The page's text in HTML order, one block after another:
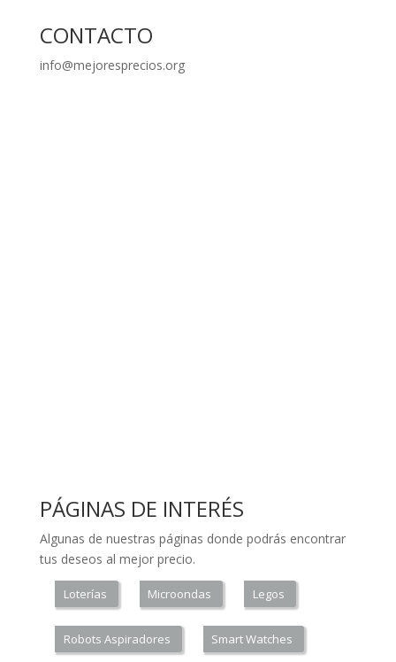
CONTACTO
info@mejoresprecios.org
PÁGINAS DE INTERÉS
Algunas de nuestras páginas donde podrás encontrar
tus deseos al mejor precio.
Loterías Microondas Legos
Robots Aspiradores Smart Watches